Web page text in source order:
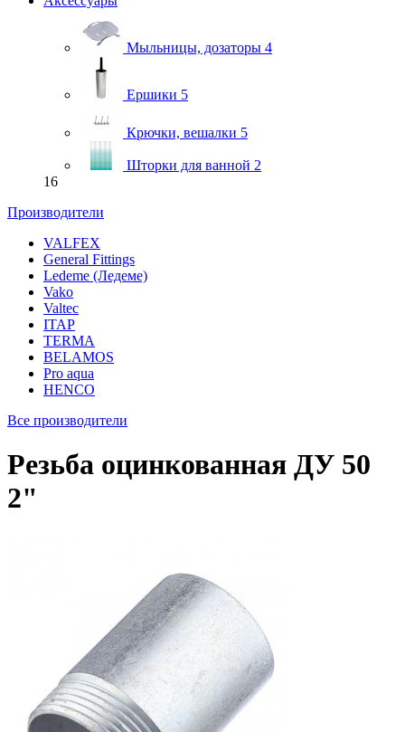
Мыльницы, дозаторы 4
Ершики 5
Крючки, вешалки 5
Шторки для ванной 2
16
Производители
VALFEX
General Fittings
Ledeme (Ледеме)
Vako
Valtec
ITAP
TERMA
BELAMOS
Pro aqua
HENCO
Все производители
Резьба оцинкованная ДУ 50
2"